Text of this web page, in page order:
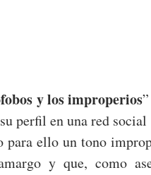
y los improperios
perfil en una red
para ello un tono
y que, como